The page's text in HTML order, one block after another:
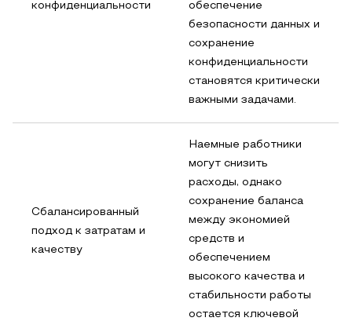
конфиденциальности
обеспечение
безопасности данных и
сохранение
конфиденциальности
становятся критически
важными задачами.
Сбалансированный
подход к затратам и
качеству
Наемные работники
могут снизить
расходы, однако
сохранение баланса
между экономией
средств и
обеспечением
высокого качества и
стабильности работы
остается ключевой